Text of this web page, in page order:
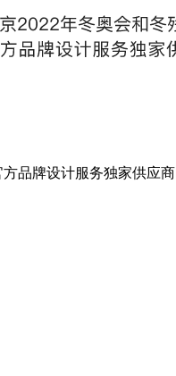
品牌设计服务独家供应商